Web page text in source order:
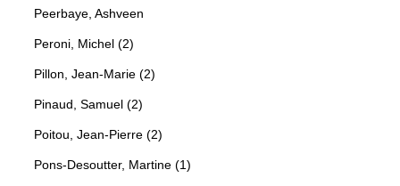
Peerbaye, Ashveen
Peroni, Michel (2)
Pillon, Jean-Marie (2)
Pinaud, Samuel (2)
Poitou, Jean-Pierre (2)
Pons-Desoutter, Martine (1)